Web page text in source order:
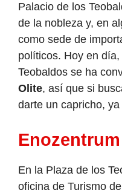
Palacio de los
de la nobleza y, en
como sede de
políticos. Hoy en
Teobaldos se ha
Olite, así que si
darte un capricho, ya
En la Plaza de los
oficina de Turismo